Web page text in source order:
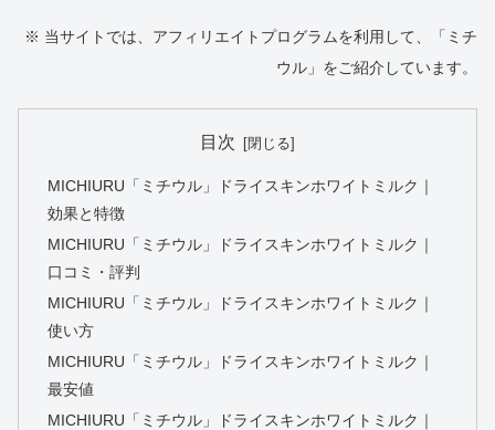
※ 当サイトでは、アフィリエイトプログラムを利用して、「ミチ
ウル」をご紹介しています。
目次
MICHIURU「ミチウル」ドライスキンホワイトミルク｜
効果と特徴
MICHIURU「ミチウル」ドライスキンホワイトミルク｜
口コミ・評判
MICHIURU「ミチウル」ドライスキンホワイトミルク｜
使い方
MICHIURU「ミチウル」ドライスキンホワイトミルク｜
最安値
MICHIURU「ミチウル」ドライスキンホワイトミルク｜